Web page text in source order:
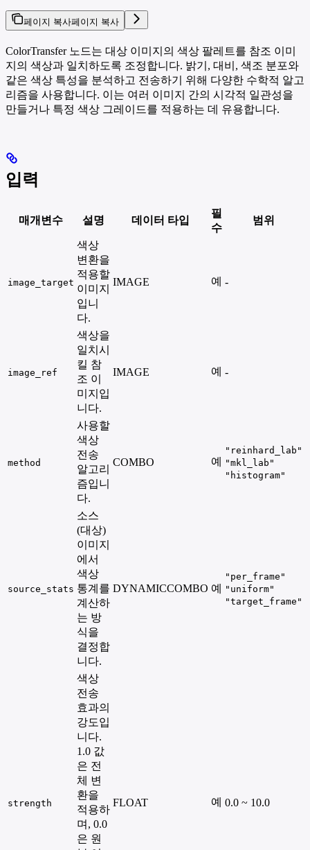
페이지 복사페이지 복사
ColorTransfer 노드는 대상 이미지의 색상 팔레트를 참조 이미
지의 색상과 일치하도록 조정합니다. 밝기, 대비, 색조 분포와
같은 색상 특성을 분석하고 전송하기 위해 다양한 수학적 알고
리즘을 사용합니다. 이는 여러 이미지 간의 시각적 일관성을
만들거나 특정 색상 그레이드를 적용하는 데 유용합니다.
입력
매개변수 설명 데이터 타입
필
수
범위
image_target
색상
변환을
적용할
이미지
입니
다.
IMAGE 예 -
image_ref
색상을
일치시
킬 참
조 이
미지입
니다.
IMAGE 예 -
method
사용할
색상
전송
알고리
즘입니
다.
COMBO 예
"reinhard_lab"
"mkl_lab"
"histogram"
source_stats
소스
(대상)
이미지
에서
색상
통계를
계산하
는 방
식을
결정합
니다.
DYNAMICCOMBO 예
"per_frame"
"uniform"
"target_frame"
strength
색상
전송
효과의
강도입
니다.
1.0 값
은 전
체 변
환을
적용하
며, 0.0
은 원
FLOAT 예 0.0 ~ 10.0